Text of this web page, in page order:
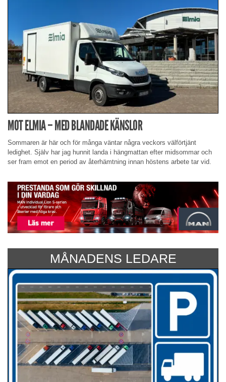
MOT ELMIA – MED BLANDADE KÄNSLOR
Sommaren är här och för många väntar några veckors välförtjänt
ledighet. Själv har jag hunnit landa i hängmattan efter midsommar och
ser fram emot en period av återhämtning innan höstens arbete tar vid.
MÅNADENS LEDARE